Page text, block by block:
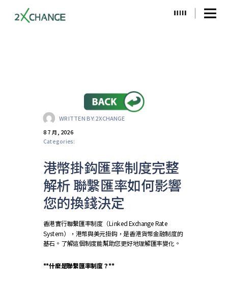
WRITTEN BY:2XCHANGE
8 7 月, 2026
Categories:
港幣掛鈎匯率制度完整
解析 聯繫匯率如何影響
您的換錢決定
香港實行聯繫匯率制度（Linked Exchange Rate
System），港幣與美元掛鈎，是香港貨幣金融制度的
基石。了解這個制度能幫助您更好地理解匯率變化。
**什麼是聯繫匯率制度？**